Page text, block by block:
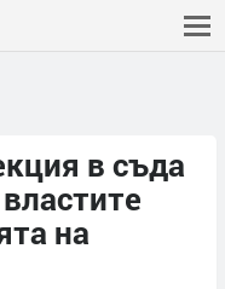
в съда
на